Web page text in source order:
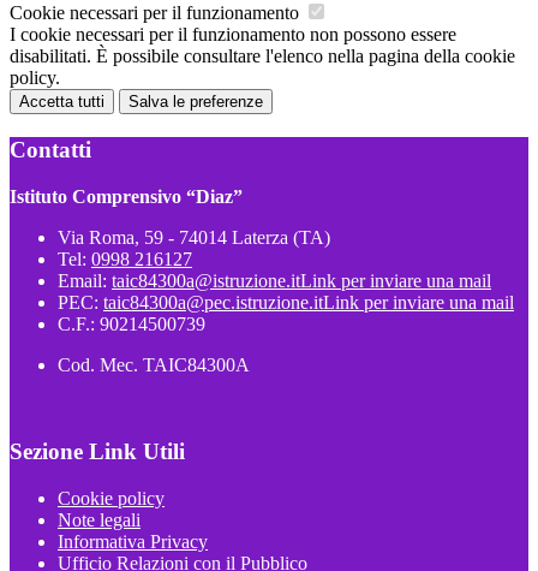
Cookie necessari per il funzionamento
I cookie necessari per il funzionamento non possono essere
disabilitati. È possibile consultare l'elenco nella pagina della cookie
policy.
Accetta tutti Salva le preferenze
Contatti
Istituto Comprensivo “Diaz”
Via Roma, 59 - 74014 Laterza (TA)
Tel: 0998 216127
Email: taic84300a@istruzione.itLink per inviare una mail
PEC: taic84300a@pec.istruzione.itLink per inviare una mail
C.F.: 90214500739
Cod. Mec. TAIC84300A
Sezione Link Utili
Cookie policy
Note legali
Informativa Privacy
Ufficio Relazioni con il Pubblico